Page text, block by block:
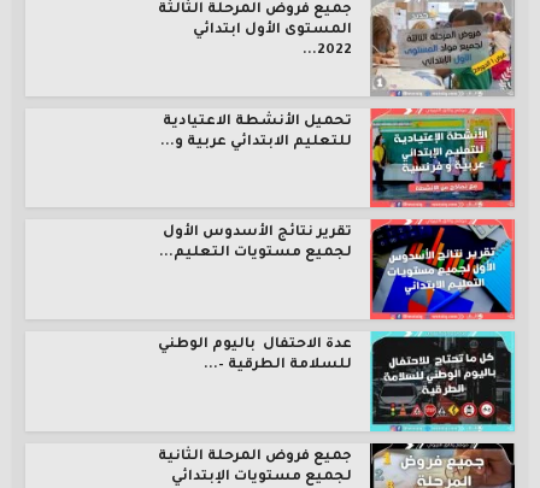
جميع فروض المرحلة الثالثة
المستوى الأول ابتدائي
2022...
تحميل الأنشطة الاعتيادية
للتعليم الابتدائي عربية و...
تقرير نتائج الأسدوس الأول
لجميع مستويات التعليم...
عدة الاحتفال باليوم الوطني
للسلامة الطرقية –...
جميع فروض المرحلة الثانية
لجميع مستويات الإبتدائي